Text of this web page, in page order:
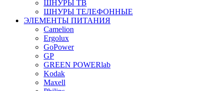
ШНУРЫ ТВ
ШНУРЫ ТЕЛЕФОННЫЕ
ЭЛЕМЕНТЫ ПИТАНИЯ
Camelion
Ergolux
GoPower
GP
GREEN POWERlab
Kodak
Maxell